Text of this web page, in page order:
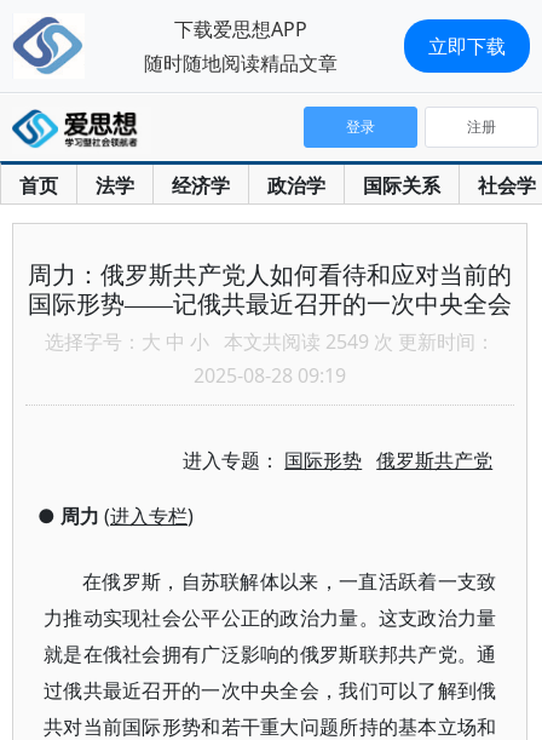
首页 法学 经济学 政治学 国际关系 社会学
登录 注册
周力：俄罗斯共产党人如何看待和应对当前的
国际形势——记俄共最近召开的一次中央全会
选择字号： 大 中 小 本文共阅读 2549 次 更新时间：
2025-08-28 09:19
进入专题： 国际形势 俄罗斯共产党
● 周力 (进入专栏)
在俄罗斯，自苏联解体以来，一直活跃着一支致
力推动实现社会公平公正的政治力量。这支政治力量
就是在俄社会拥有广泛影响的俄罗斯联邦共产党。通
过俄共最近召开的一次中央全会，我们可以了解到俄
共对当前国际形势和若干重大问题所持的基本立场和
下载爱思想APP
随时随地阅读精品文章
立即下载